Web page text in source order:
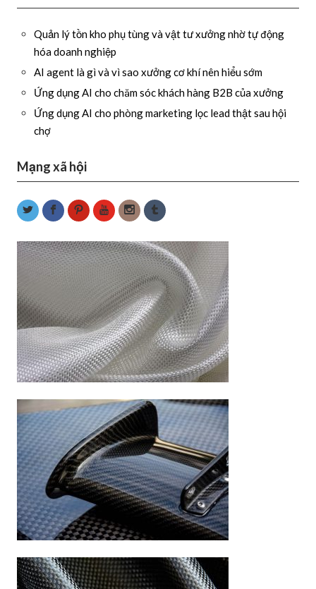
Quản lý tồn kho phụ tùng và vật tư xưởng nhờ tự động
hóa doanh nghiệp
AI agent là gì và vì sao xưởng cơ khí nên hiểu sớm
Ứng dụng AI cho chăm sóc khách hàng B2B của xưởng
Ứng dụng AI cho phòng marketing lọc lead thật sau hội
chợ
Mạng xã hội